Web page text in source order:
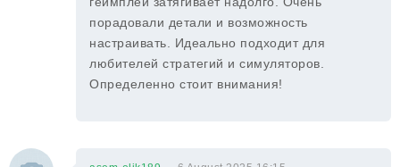
порадовали детали и возможность
настраивать. Идеально подходит для
любителей стратегий и симуляторов.
Определенно стоит внимания!